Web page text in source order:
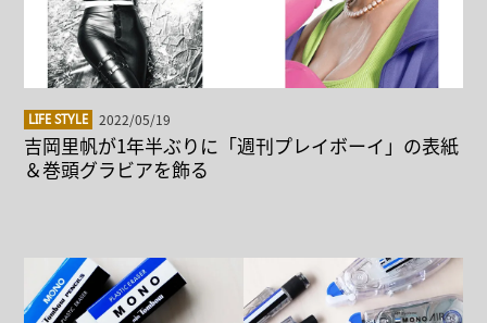
LIFE STYLE 2022/05/19
吉岡里帆が1年半ぶりに「週刊プレイボーイ」の表紙
＆巻頭グラビアを飾る